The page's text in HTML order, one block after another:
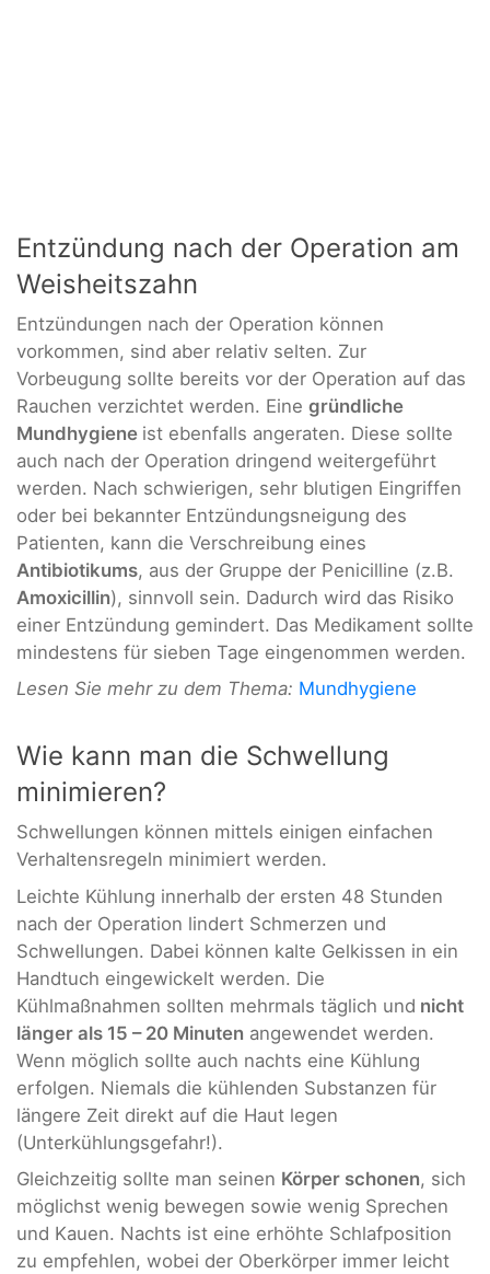
Entzündung nach der Operation am
Weisheitszahn
Entzündungen nach der Operation können
vorkommen, sind aber relativ selten. Zur
Vorbeugung sollte bereits vor der Operation auf das
Rauchen verzichtet werden. Eine gründliche
Mundhygiene ist ebenfalls angeraten. Diese sollte
auch nach der Operation dringend weitergeführt
werden. Nach schwierigen, sehr blutigen Eingriffen
oder bei bekannter Entzündungsneigung des
Patienten, kann die Verschreibung eines
Antibiotikums, aus der Gruppe der Penicilline (z.B.
Amoxicillin), sinnvoll sein. Dadurch wird das Risiko
einer Entzündung gemindert. Das Medikament sollte
mindestens für sieben Tage eingenommen werden.
Lesen Sie mehr zu dem Thema: Mundhygiene
Wie kann man die Schwellung
minimieren?
Schwellungen können mittels einigen einfachen
Verhaltensregeln minimiert werden.
Leichte Kühlung innerhalb der ersten 48 Stunden
nach der Operation lindert Schmerzen und
Schwellungen. Dabei können kalte Gelkissen in ein
Handtuch eingewickelt werden. Die
Kühlmaßnahmen sollten mehrmals täglich und nicht
länger als 15 – 20 Minuten angewendet werden.
Wenn möglich sollte auch nachts eine Kühlung
erfolgen. Niemals die kühlenden Substanzen für
längere Zeit direkt auf die Haut legen
(Unterkühlungsgefahr!).
Gleichzeitig sollte man seinen Körper schonen, sich
möglichst wenig bewegen sowie wenig Sprechen
und Kauen. Nachts ist eine erhöhte Schlafposition
zu empfehlen, wobei der Oberkörper immer leicht